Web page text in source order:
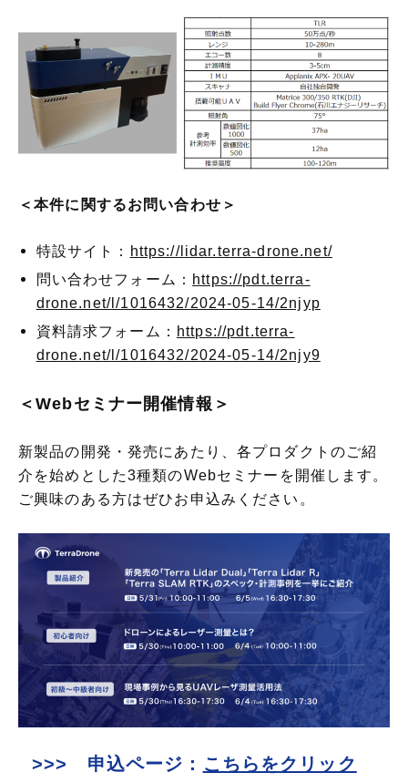
＜本件に関するお問い合わせ＞
特設サイト： https://lidar.terra-drone.net/
問い合わせフォーム： https://pdt.terra-
drone.net/l/1016432/2024-05-14/2njyp
資料請求フォーム： https://pdt.terra-
drone.net/l/1016432/2024-05-14/2njy9
＜Webセミナー開催情報＞
新製品の開発・発売にあたり、各プロダクトのご紹
介を始めとした3種類のWebセミナーを開催します。
ご興味のある方はぜひお申込みください。
>>> 申込ページ： こちらをクリック